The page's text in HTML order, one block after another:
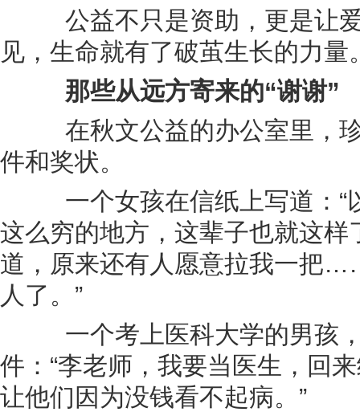
公益不只是资助，更是让
见，生命就有了破茧生长的力量
那些从远方寄来的“谢谢”
在秋文公益的办公室里，珍
件和奖状。
一个女孩在信纸上写道：“
这么穷的地方，这辈子也就这
道，原来还有人愿意拉我一把
人了。”
一个考上医科大学的男孩，
件：“李老师，我要当医生，回
让他们因为没钱看不起病。”